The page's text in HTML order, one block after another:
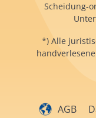
Scheidung-
*) Alle
AGB